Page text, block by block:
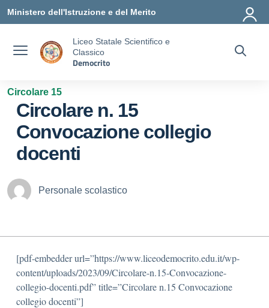
Ministero dell'Istruzione e del Merito
Liceo Statale Scientifico e
Classico
Democrito
Circolare 15
Circolare n. 15
Convocazione collegio
docenti
Personale scolastico
[pdf-embedder url=”https://www.liceodemocrito.edu.it/wp-
content/uploads/2023/09/Circolare-n.15-Convocazione-
collegio-docenti.pdf” title=”Circolare n.15 Convocazione
collegio docenti”]